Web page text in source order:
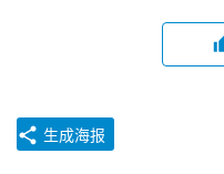
生成海报